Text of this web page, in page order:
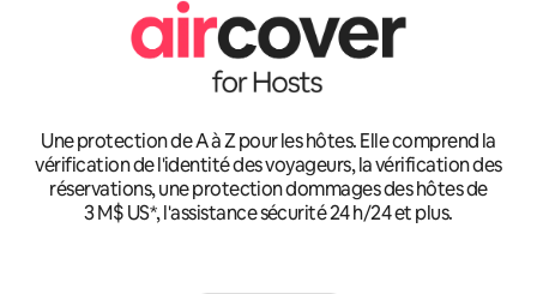
Une protection de A à Z pour les hôtes. Elle comprend la
vérification de l'identité des voyageurs, la vérification des
réservations, une protection dommages des hôtes de
3 M$ US*, l'assistance sécurité 24 h/24 et plus.